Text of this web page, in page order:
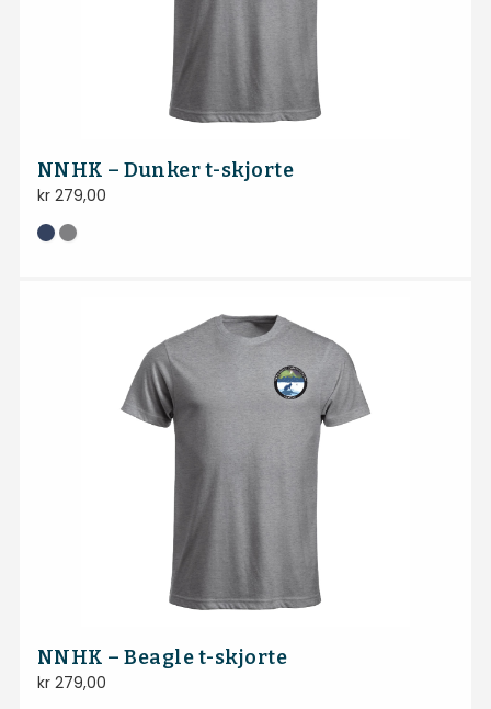
NNHK – Dunker t-skjorte
kr279,00
NNHK – Beagle t-skjorte
kr279,00